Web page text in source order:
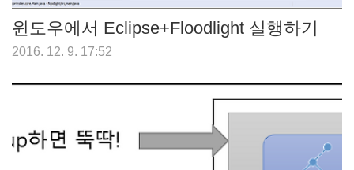
윈도우에서 Eclipse+Floodlight 실행하기
2016. 12. 9. 17:52